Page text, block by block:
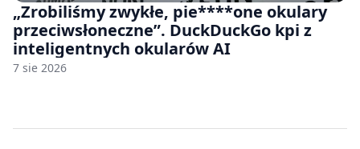
„Zrobiliśmy zwykłe, pie****one okulary
przeciwsłoneczne”. DuckDuckGo kpi z
inteligentnych okularów AI
7 sie 2026